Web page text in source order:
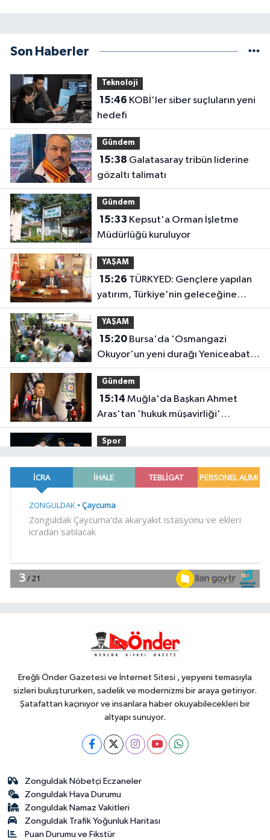
Son Haberler
Teknoloji
15:46
hedefi
Gündem
15:38
gözaltı talimatı
Gündem
15:33
Müdürlüğü kuruluyor
YAŞAM
15:26
yatırım, Türkiye'nin geleceğine
yatırımdır
YAŞAM
15:20Bursa'da 'Osmangazi
Okuyor'un yeni durağı Yeniceabat
oldu
Gündem
15:14
Aras'tan 'hukuk müşavirliği'
açıklaması
Spor
basketbolcuları seçmelerde ter
döktü
Genel
15:06ACI HABER GELDİ
15:04AFAD'dan Yozgat'ta EYY
konutlarına ziyaret
Zaviyesi ve Türbesi asıl yerinde
yeniden inşa edilecek
Ereğli Önder Gazetesi ve İnternet Sitesi , yepyeni temasıyla
sizleri buluştururken, sadelik ve modernizmi bir araya getiriyor.
Şatafattan kaçınıyor ve insanlara haber okuyabilecekleri bir
altyapı sunuyor.
Zonguldak Nöbetçi Eczaneler
Zonguldak Hava Durumu
Zonguldak Namaz Vakitleri
Zonguldak Trafik Yoğunluk Haritası
Puan Durumu ve Fikstür